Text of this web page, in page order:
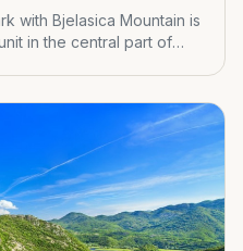
with Bjelasica Mountain is
in the central part of